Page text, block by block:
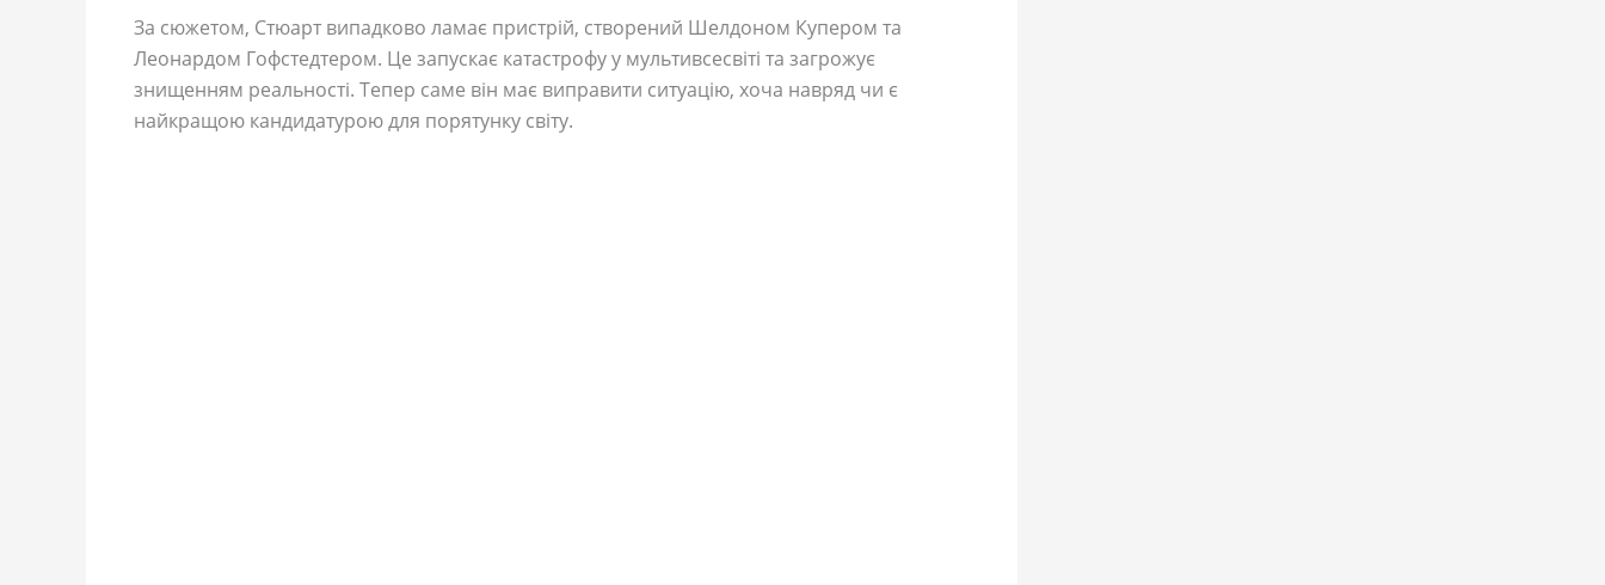
За сюжетом, Стюарт випадково ламає пристрій, створений Шелдоном Купером та
Леонардом Гофстедтером. Це запускає катастрофу у мультивсесвіті та загрожує
знищенням реальності. Тепер саме він має виправити ситуацію, хоча навряд чи є
найкращою кандидатурою для порятунку світу.